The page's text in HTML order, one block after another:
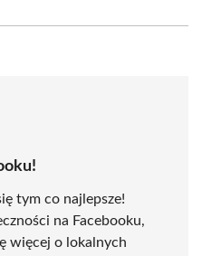
tym co najlepsze!
na Facebooku,
więcej o lokalnych